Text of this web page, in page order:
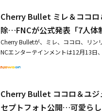
日、FNCエンターテインメントは
した。日本人メンバーを含む3人が同
した。最近日本で開催された「FNC
事はコチラから【関連記事】・【
表後初めて公の場に・【PHOTO】
初の日本へ（動画あり）【第4位】
治療や薬による治療を続けてきました
断したと所属事務所が伝えました。記
ロ、リンリンの3人の脱退で7人組と
てから1年も経っていない状況で発表
は大きな衝撃を受けた。しかし、今回
参加しておらず、ファンたちの間では
「ファンの皆さんに突然のニュース
の議論の末に、このような決定を下
「Q＆A」が人気を博し、今年5月には
et ミレ＆ココロ＆リンリン、日本人メ
Cherry Bullet ミレ＆ココロ
除…FNCが公式発表「7人体
Cherry Bulletが、ミレ、ココロ、リン
NCエンターテインメントは12月13日
組で再編成を終えたCherry Bulletが
ラ＆ミレ、2ndシングル「LOVE
力・Cherry Bullet ココロ＆ユジュ、
Cherry Bullet ココロ＆ユジ
セプトフォト公開…可愛ら